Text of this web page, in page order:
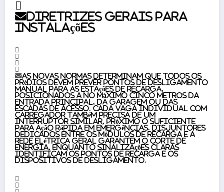
Diretrizes gerais para
instalações
As novas normas determinam que todos os
prédios devem prever pontos de desligamento
manual para as estações de recarga,
posicionados a no máximo cinco metros da
entrada principal, da garagem ou das
escadas de acesso. Cada vaga individual com
carregador também precisa de um
interruptor similar, próximo o suficiente
para ação rápida em emergências. Disjuntores
dedicados entre os módulos de recarga e a
rede elétrica geral garantem o corte de
energia, enquanto sinalizações claras
identificam os pontos de recarga e os
dispositivos de desligamento.